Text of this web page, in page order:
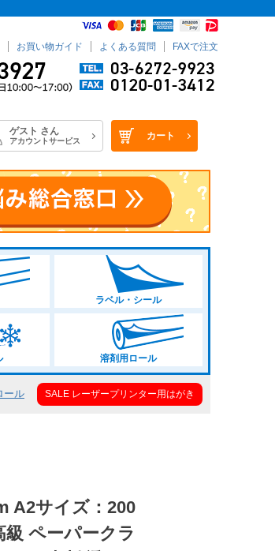
お買い物ガイド よくある質問 FAXで注文
ゲスト さん
アカウントサービス カート
ラベル・シール
溶剤用ロール
ール SALE レーザープリンター用はがき
A2サイズ：200
ペーパークラ